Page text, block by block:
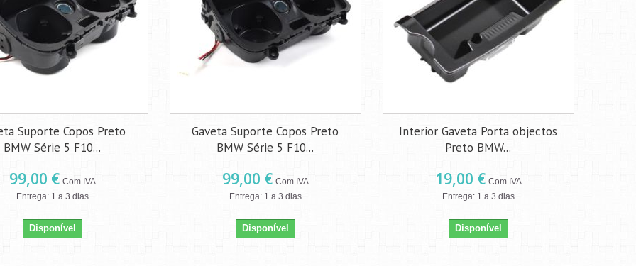
Suporte Copos Preto
BMW Série 5 F10...
99,00 € Com IVA
Entrega: 1 a 3 dias
Disponível
Gaveta Suporte Copos Preto
BMW Série 5 F10...
99,00 € Com IVA
Entrega: 1 a 3 dias
Disponível
Interior Gaveta Porta objectos
Preto BMW...
19,00 € Com IVA
Entrega: 1 a 3 dias
Disponível